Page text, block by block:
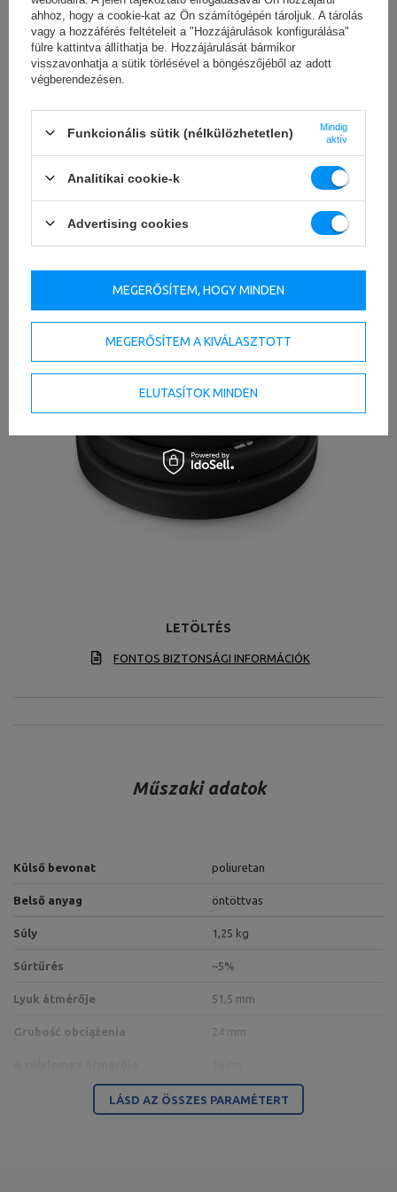
mutatnak. Professzionalizálják az edzési környezetet.
Azergonómikus fogantyúknakköszönhetően a súlyzók
a súlyzók sikeres alternatívája lehet a gyakorlatoknak.
Méret és súly
Minden lemezen megtalálható a súlyinformáció. Ez
lehetővé teszi, hogy gyorsan megtalálja a megfelelő súlyt.
Az UpForm poliuretán olimpiai súlyok a következő
súlyokban kaphatók: 1,25 kg 2,5 kg, 5 kg, 10 kg, 15 kg és
megfelelőket.
LETÖLTÉS
FONTOS BIZTONSÁGI INFORMÁCIÓK
Műszaki adatok
Külső bevonat poliuretan
Belső anyag öntöttvas
Súly 1,25 kg
Súrtűrés ~5%
Lyuk átmérője 51,5 mm
Grubość obciążenia 24 mm
A terhelés típusa poliuretanowe
LÁSD AZ ÖSSZES PARAMÉTERT
ahhoz, hogy a cookie-kat az Ön számítógépén tároljuk. A tárolás
vagy a hozzáférés feltételeit a "Hozzájárulások konfigurálása"
fülre kattintva állíthatja be. Hozzájárulását bármikor
visszavonhatja a sütik törlésével a böngészőjéből az adott
végberendezésen.
Funkcionális sütik (nélkülözhetetlen)
Mindig
aktív
Analitikai cookie-k
Advertising cookies
MEGERŐSÍTEM A KIVÁLASZTOTT
ELUTASÍTOK MINDEN
MEGERŐSÍTEM, HOGY MINDEN